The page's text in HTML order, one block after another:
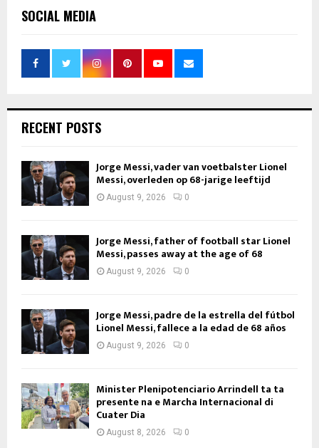
SOCIAL MEDIA
RECENT POSTS
Jorge Messi, vader van voetbalster Lionel
Messi, overleden op 68-jarige leeftijd
August 9, 2026 0
Jorge Messi, father of football star Lionel
Messi, passes away at the age of 68
August 9, 2026 0
Jorge Messi, padre de la estrella del fútbol
Lionel Messi, fallece a la edad de 68 años
August 9, 2026 0
Minister Plenipotenciario Arrindell ta ta
presente na e Marcha Internacional di
Cuater Dia
August 8, 2026 0